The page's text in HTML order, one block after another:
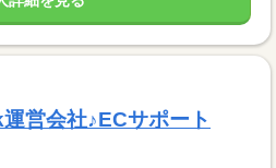
営会社♪ECサポート